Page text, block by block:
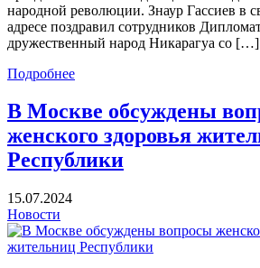
народной революции. Знаур Гассиев в
адресе поздравил сотрудников
дружественный народ Никарагуа со […]
Подробнее
В Москве обсуждены
женского здоровья
Республики
15.07.2024
Новости